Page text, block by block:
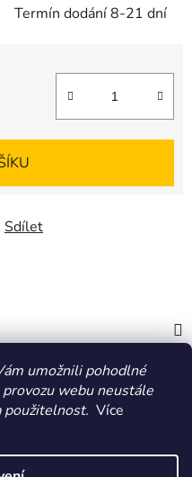
umožnili pohodlné
webu neustále
použitelnost. Více
Termín dodání 8-21 dní
Sdílet
VÝDEJNÍ MÍSTO